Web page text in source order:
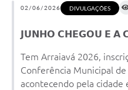
02/06/2026 DIVULGAÇÕES
𝗝𝗨𝗡𝗛𝗢 𝗖𝗛𝗘𝗚𝗢𝗨 𝗘 𝗔
Tem Arraiavá 2026,
Conferência Municipal
acontecendo pela cidade